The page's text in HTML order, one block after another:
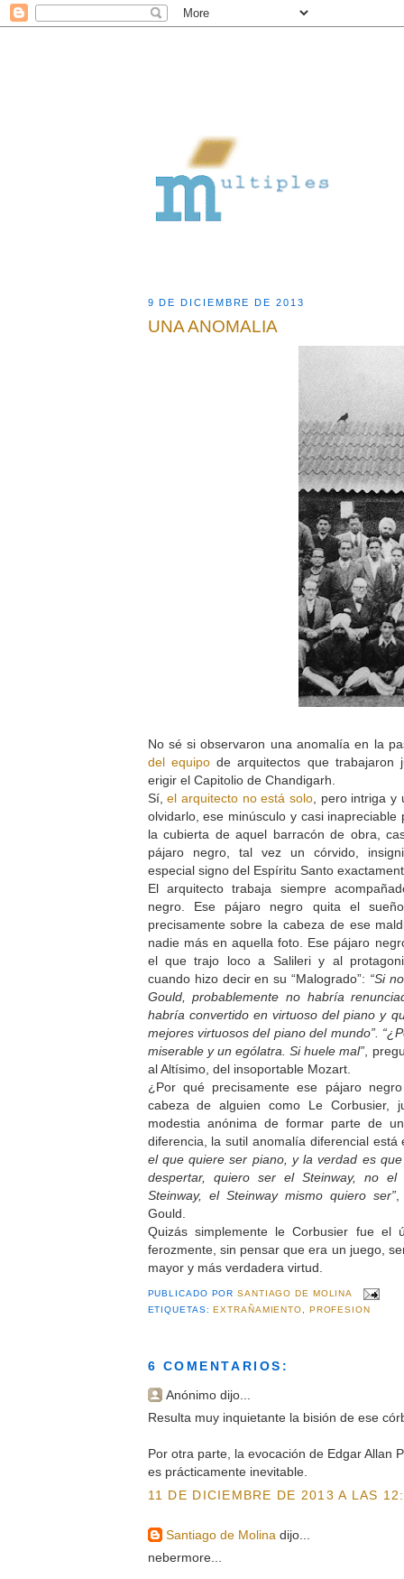
9 DE DICIEMBRE DE 2013
UNA ANOMALIA
No sé si observaron una anomalía en la
del equipode arquitectos que trabajaron
erigir el Capitolio de Chandigarh.
Sí,el arquitecto no está solo , pero intriga
olvidarlo, ese minúsculo y casi
la cubierta de aquel barracón de obra,
pájaro negro, tal vez un córvido,
especial signo del Espíritu Santo
El arquitecto trabaja siempre
negro. Ese pájaro negro quita el
precisamente sobre la cabeza de ese
nadie más en aquella foto. Ese pájaro
el que trajo loco a Salileri y al
cuando hizo decir en su “Malogrado”: “Si
Gould, probablemente no habría
habría convertido en virtuoso del piano y
mejores virtuosos del piano del mundo”.
miserable y un ególatra. Si huele mal” ,
al Altísimo, del insoportable Mozart.
¿Por qué precisamente ese pájaro
cabeza de alguien como Le Corbusier,
modestia anónima de formar parte de
diferencia, la sutil anomalía diferencial
el que quiere ser piano, y la verdad es
despertar, quiero ser el Steinway, no
Steinway, el Steinway mismo quiero ser”
Gould.
Quizás simplemente le Corbusier fue el
ferozmente, sin pensar que era un juego,
mayor y más verdadera virtud.
PUBLICADO PORSANTIAGO DE MOLINA
ETIQUETAS:EXTRAÑAMIENTO, PROFESION
6 COMENTARIOS:
Anónimo dijo...
Resulta muy inquietante la bisión de ese
Por otra parte, la evocación de Edgar Allan
es prácticamente inevitable.
11 DE DICIEMBRE DE 2013 A LAS
Santiago de Molina dijo...
nebermore...